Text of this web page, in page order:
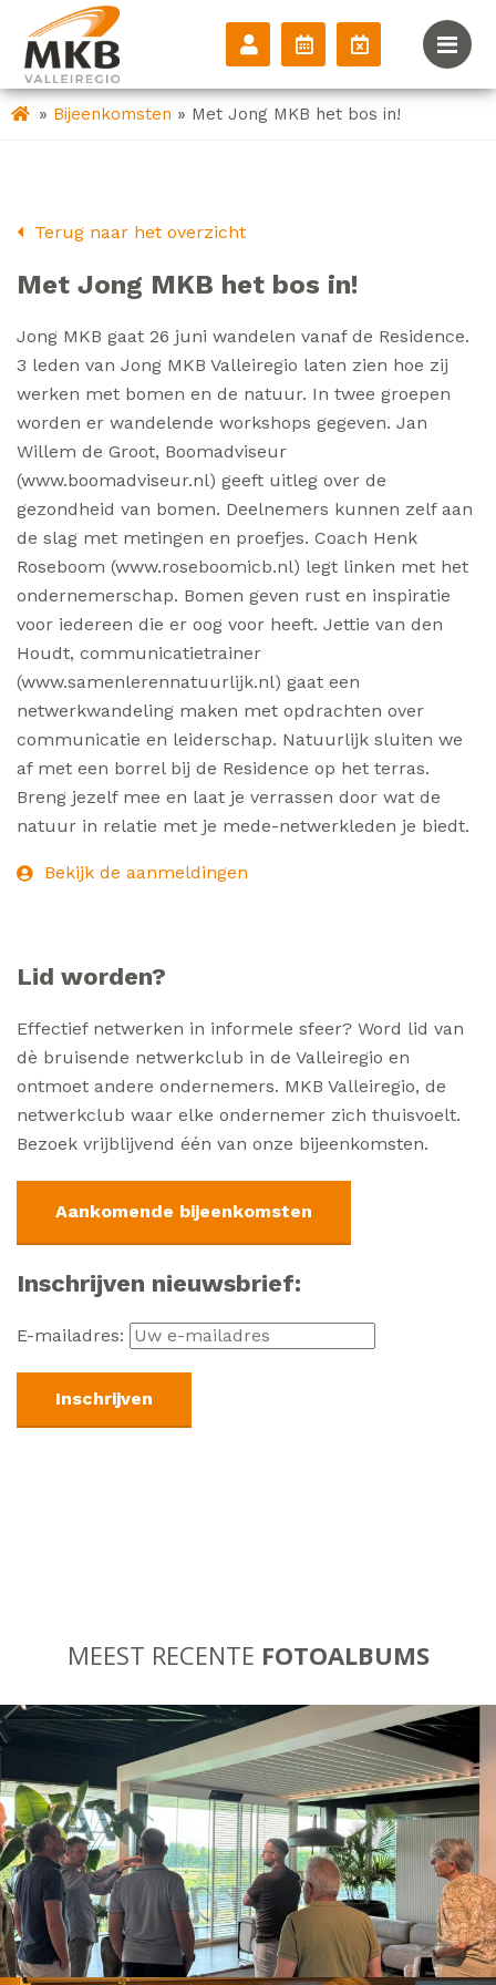
» Bijeenkomsten » Met Jong MKB het bos in!
Terug naar het overzicht
Met Jong MKB het bos in!
Jong MKB gaat 26 juni wandelen vanaf de Residence.
3 leden van Jong MKB Valleiregio laten zien hoe zij
werken met bomen en de natuur. In twee groepen
worden er wandelende workshops gegeven. Jan
Willem de Groot, Boomadviseur
(www.boomadviseur.nl) geeft uitleg over de
gezondheid van bomen. Deelnemers kunnen zelf aan
de slag met metingen en proefjes. Coach Henk
Roseboom (www.roseboomicb.nl) legt linken met het
ondernemerschap. Bomen geven rust en inspiratie
voor iedereen die er oog voor heeft. Jettie van den
Houdt, communicatietrainer
(www.samenlerennatuurlijk.nl) gaat een
netwerkwandeling maken met opdrachten over
communicatie en leiderschap. Natuurlijk sluiten we
af met een borrel bij de Residence op het terras.
Breng jezelf mee en laat je verrassen door wat de
natuur in relatie met je mede-netwerkleden je biedt.
Bekijk de aanmeldingen
Lid worden?
Effectief netwerken in informele sfeer? Word lid van
dè bruisende netwerkclub in de Valleiregio en
ontmoet andere ondernemers. MKB Valleiregio, de
netwerkclub waar elke ondernemer zich thuisvoelt.
Bezoek vrijblijvend één van onze bijeenkomsten.
Aankomende bijeenkomsten
Inschrijven nieuwsbrief:
E-mailadres:
MEEST RECENTE FOTOALBUMS